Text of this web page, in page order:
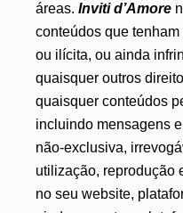
áreas. Inviti d’Amore
conteúdos que
ou ilícita, ou ainda
quaisquer outros
quaisquer conteúdos
incluindo mensagens
não-exclusiva,
utilização, reprodução
no seu website,